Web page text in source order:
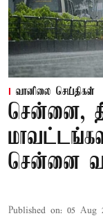
வானிலை செய்திகள்
சென்னை,
சென்னை
Published on: 05 Aug